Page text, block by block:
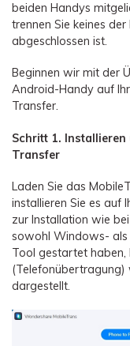
beiden Handys
trennen Sie keines
abgeschlossen ist.
Beginnen wir mit der
Android-Handy auf
Transfer.
Schritt 1.
Transfer
Laden Sie das
installieren Sie es auf
zur Installation wie
sowohl Windows- als
Tool gestartet haben,
dargestellt.